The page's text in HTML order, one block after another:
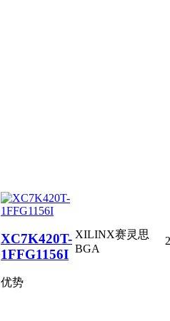
XC7K420T-
1FFG1156I
优势
XILINX赛灵思
BGA